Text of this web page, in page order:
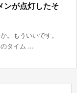
ンが点灯したそ
。もういいです。
タイム ...